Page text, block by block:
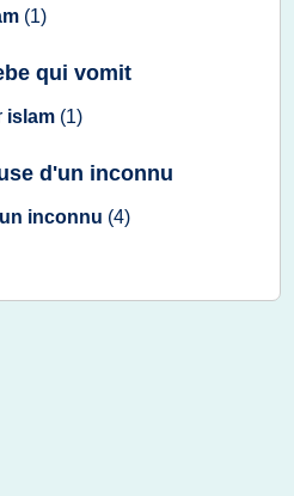
(1)
qui vomit
islam (1)
d'un inconnu
inconnu (4)